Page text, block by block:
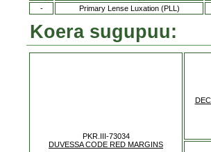
-
Primary Lense Luxation (PLL)
Koera sugupuu:
PKR.III-73034
DUVESSA CODE RED MARGINS